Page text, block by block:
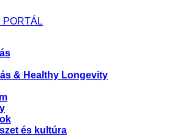
& Healthy Longevity
és kultúra